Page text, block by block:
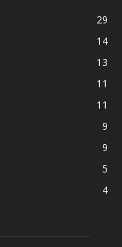
29
14
13
11
11
9
9
5
4